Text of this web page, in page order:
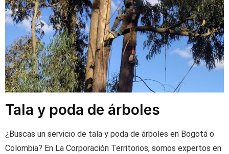
Tala y poda de árboles
¿Buscas un servicio de tala y poda de árboles en Bogotá o
Colombia? En La Corporación Territorios, somos expertos en